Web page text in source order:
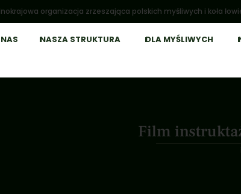
organizacja zrzeszająca polskich myśliwych i koła
NASZA STRUKTURA DLA MYŚLIWYCH
Film